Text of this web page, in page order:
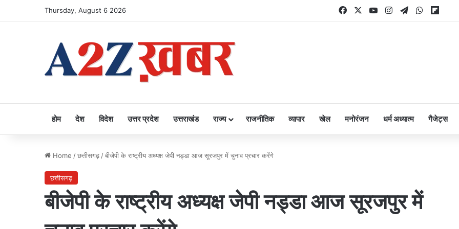
Thursday, August 6 2026 FacebookYouTubeInstagram
TelegramWhatsApp
होम देश विदेश उत्तर प्रदेश उत्तराखंड राज्य राजनीतिक व्यापार खेल मनोरंजन धर्म अध्यात्म गैजेट्स
Home /छत्तीसगढ़ /बीजेपी के राष्ट्रीय अध्यक्ष जेपी नड्डा आज सूरजपुर में चुनाव प्रचार करेंगे
छत्तीसगढ़
बीजेपी के राष्ट्रीय अध्यक्ष जेपी नड्डा आज सूरजपुर में